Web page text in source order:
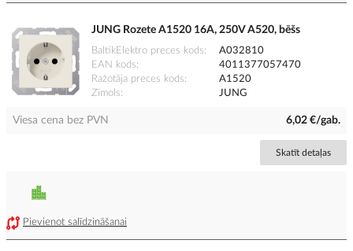
JUNG Rozete A1520 16A, 250V A520, bēšs
BaltikElektro preces kods
A032810
EAN kods
4011377057470
Ražotāja preces kods
A1520
Zīmols
JUNG
Viesa cena bez PVN 6,02 €/gab.
Skatīt detaļas
Pievienot salīdzināšanai